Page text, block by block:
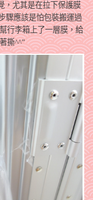
，尤其是在拉下保護膜
驟應該是怕包裝搬運過
行李箱上了一層膜，給
撕^^”